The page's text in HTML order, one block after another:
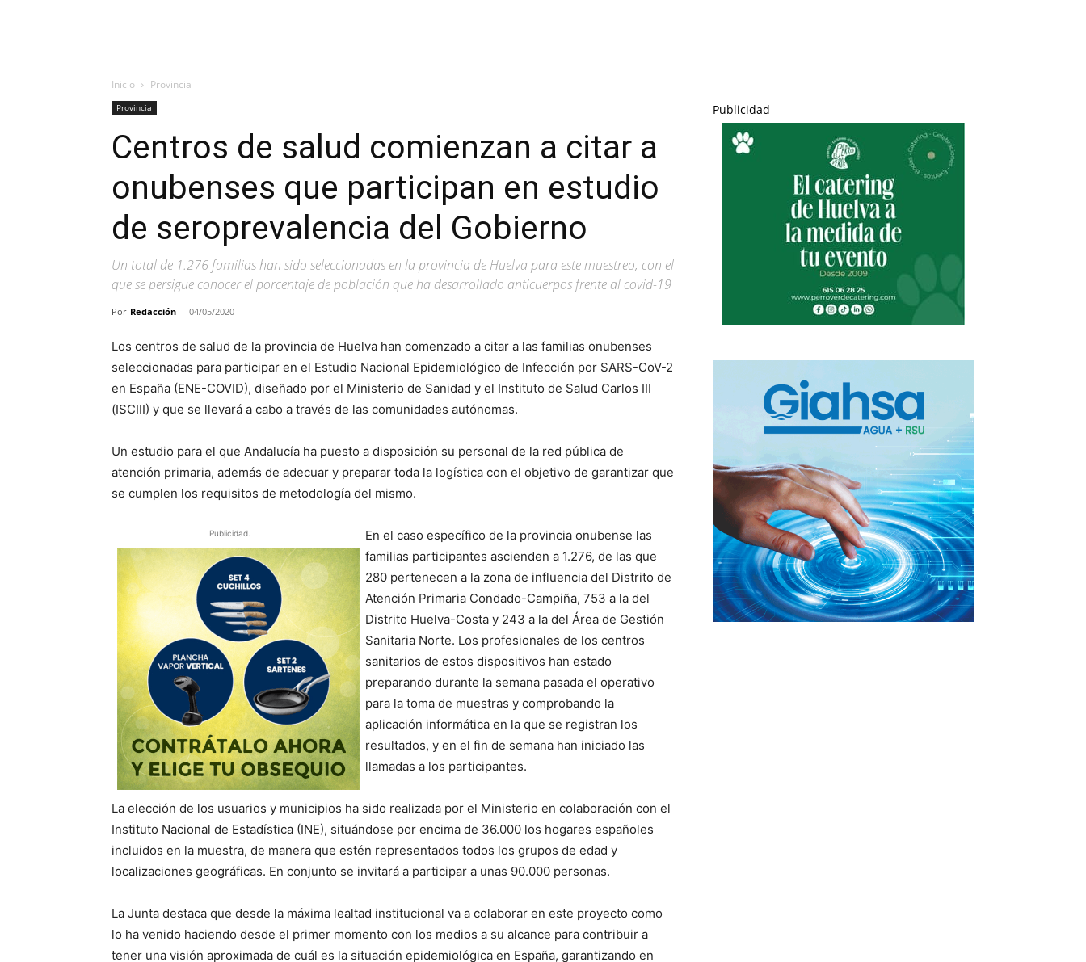
Inicio Provincia
Provincia
Centros de salud comienzan a citar a
onubenses que participan en estudio
de seroprevalencia del Gobierno
Un total de 1.276 familias han sido seleccionadas en la provincia de Huelva para este muestreo, con el
que se persigue conocer el porcentaje de población que ha desarrollado anticuerpos frente al covid-19
Por Redacción - 04/05/2020
Los centros de salud de la provincia de Huelva han comenzado a citar a las familias onubenses
seleccionadas para participar en el Estudio Nacional Epidemiológico de Infección por SARS-CoV-2
en España (ENE-COVID), diseñado por el Ministerio de Sanidad y el Instituto de Salud Carlos III
(ISCIII) y que se llevará a cabo a través de las comunidades autónomas.
Un estudio para el que Andalucía ha puesto a disposición su personal de la red pública de
atención primaria, además de adecuar y preparar toda la logística con el objetivo de garantizar que
se cumplen los requisitos de metodología del mismo.
Publicidad.
En el caso específico de la provincia onubense las
familias participantes ascienden a 1.276, de las que
280 pertenecen a la zona de influencia del Distrito de
Atención Primaria Condado-Campiña, 753 a la del
Distrito Huelva-Costa y 243 a la del Área de Gestión
Sanitaria Norte. Los profesionales de los centros
sanitarios de estos dispositivos han estado
preparando durante la semana pasada el operativo
para la toma de muestras y comprobando la
aplicación informática en la que se registran los
resultados, y en el fin de semana han iniciado las
llamadas a los participantes.
La elección de los usuarios y municipios ha sido realizada por el Ministerio en colaboración con el
Instituto Nacional de Estadística (INE), situándose por encima de 36.000 los hogares españoles
incluidos en la muestra, de manera que estén representados todos los grupos de edad y
localizaciones geográficas. En conjunto se invitará a participar a unas 90.000 personas.
La Junta destaca que desde la máxima lealtad institucional va a colaborar en este proyecto como
lo ha venido haciendo desde el primer momento con los medios a su alcance para contribuir a
tener una visión aproximada de cuál es la situación epidemiológica en España, garantizando en
Publicidad